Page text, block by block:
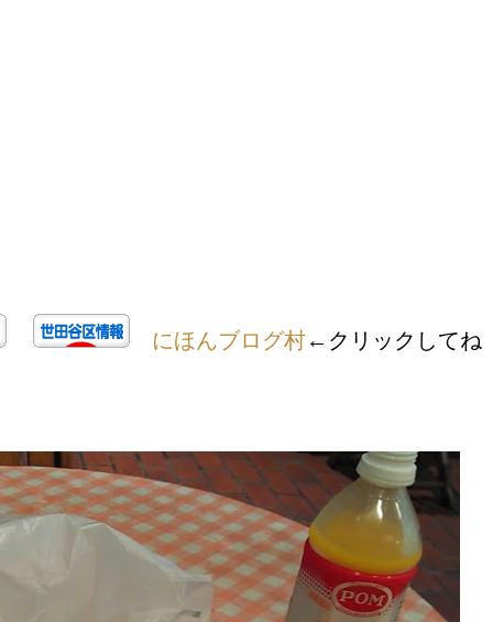
にほんブログ村←クリックしてね